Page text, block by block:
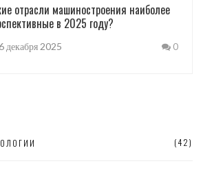
отрасли машиностроения наиболее
в 2025 году?
декабря 2025 0
(42)